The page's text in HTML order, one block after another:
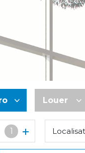
Louer
à
De
1